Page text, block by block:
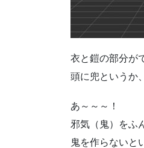
衣と鎧の部分が
頭に兜というか
あ～～～！
邪気（鬼）をふ
鬼を作らない